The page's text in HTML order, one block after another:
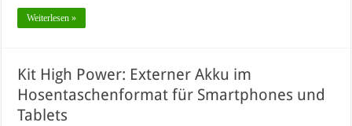
Weiterlesen »
Kit High Power: Externer Akku im
Hosentaschenformat für Smartphones und
Tablets